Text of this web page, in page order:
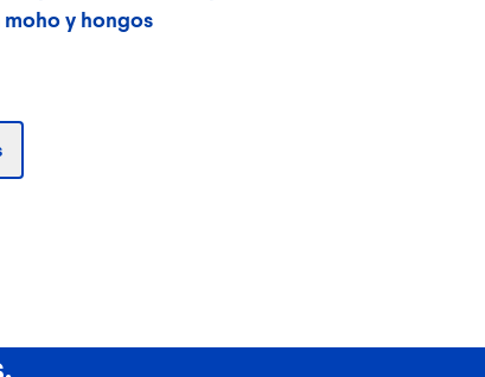
y hongos